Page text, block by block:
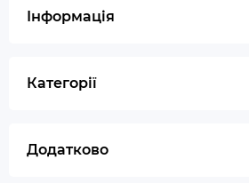
Інформація
Категорії
Додатково